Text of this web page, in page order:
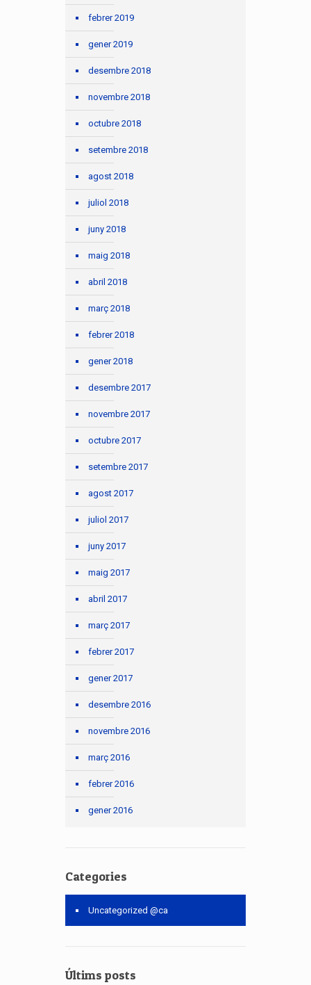
febrer 2019
gener 2019
desembre 2018
novembre 2018
octubre 2018
setembre 2018
agost 2018
juliol 2018
juny 2018
maig 2018
abril 2018
març 2018
febrer 2018
gener 2018
desembre 2017
novembre 2017
octubre 2017
setembre 2017
agost 2017
juliol 2017
juny 2017
maig 2017
abril 2017
març 2017
febrer 2017
gener 2017
desembre 2016
novembre 2016
març 2016
febrer 2016
gener 2016
Categories
Uncategorized @ca
Últims posts